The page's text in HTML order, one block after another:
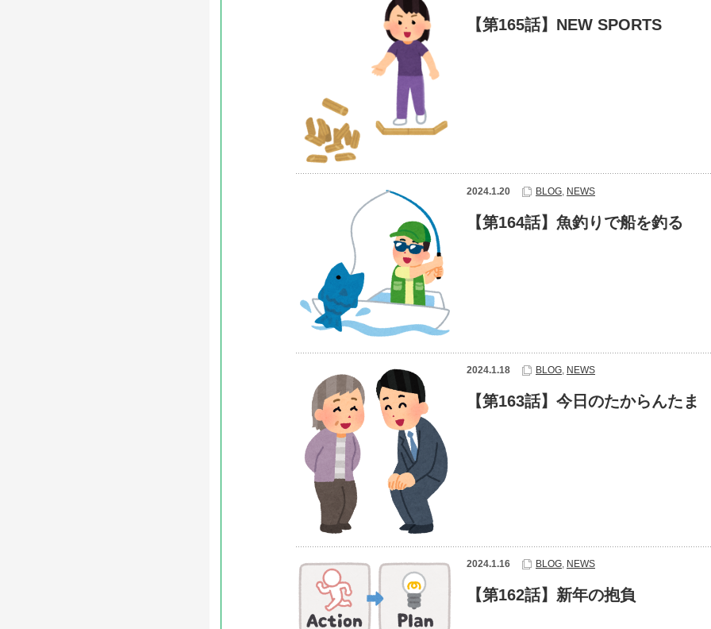
【第165話】NEW SPORTS
2024.1.20 BLOG, NEWS
【第164話】魚釣りで船を釣る
2024.1.18 BLOG, NEWS
【第163話】今日のたからんたま
2024.1.16 BLOG, NEWS
【第162話】新年の抱負